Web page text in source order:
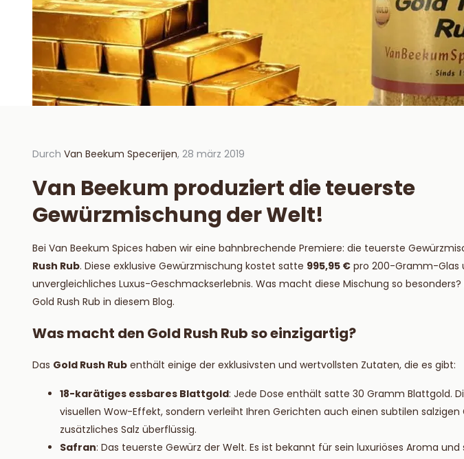
Durch Van Beekum Specerijen, 28 märz 2019
Van Beekum produziert die teuerste
Gewürzmischung der Welt!
Bei Van Beekum Spices haben wir eine bahnbrechende Premiere: die teuerste
Rush Rub. Diese exklusive Gewürzmischung kostet satte 995,95 € pro 200-Gramm-Glas
unvergleichliches Luxus-Geschmackserlebnis. Was macht diese Mischung so besonders?
Gold Rush Rub in diesem Blog.
Was macht den Gold Rush Rub so einzigartig?
Das Gold Rush Rub enthält einige der exklusivsten und wertvollsten Zutaten, die es gibt:
18-karätiges essbares Blattgold: Jede Dose enthält satte 30 Gramm Blattgold.
visuellen Wow-Effekt, sondern verleiht Ihren Gerichten auch einen subtilen
zusätzliches Salz überflüssig.
Safran: Das teuerste Gewürz der Welt. Es ist bekannt für sein luxuriöses Aroma und
Hoe steek je een
houtskool BBQ aan?
Lesen Sie mehr